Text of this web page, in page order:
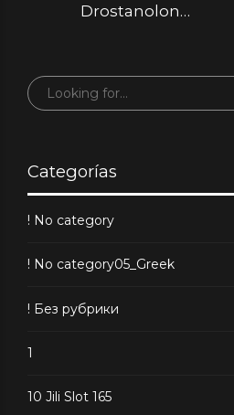
Drostanolona:
Categorías
! No category
! No category05_Greek
! Без рубрики
1
10 Jili Slot 165